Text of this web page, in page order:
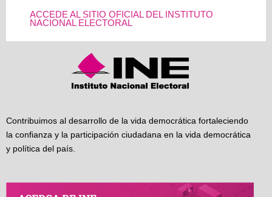
ACCEDE AL SITIO OFICIAL DEL INSTITUTO
NACIONAL ELECTORAL
Contribuimos al desarrollo de la vida democrática fortaleciendo
la confianza y la participación ciudadana en la vida democrática
y política del país.